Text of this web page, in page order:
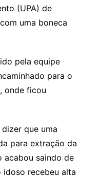
(UPA) de
uma boneca
pela equipe
para o
onde ficou
que uma
para extração da
acabou saindo de
idoso recebeu alta